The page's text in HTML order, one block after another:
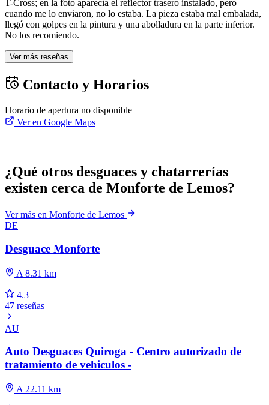
T-Cross; en la foto aparecía el reflector trasero instalado, pero
cuando me lo enviaron, no lo estaba. La pieza estaba mal embalada,
llegó con golpes en la pintura y una abolladura en la parte inferior.
No los recomiendo.
Ver más reseñas
Contacto y Horarios
Horario de apertura no disponible
Ver en Google Maps
¿Qué otros desguaces y chatarrerías
existen cerca de Monforte de Lemos?
Ver más en Monforte de Lemos
DE
Desguace Monforte
A 8.31 km
4.3
47 reseñas
AU
Auto Desguaces Quiroga - Centro autorizado de
tratamiento de vehiculos -
A 22.11 km